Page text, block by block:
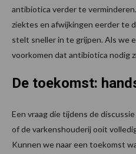
antibiotica verder te
ziektes en afwijkingen eerder te
stelt sneller in te grijpen. Als we
voorkomen dat antibiotica nodig
De toekomst:
Een vraag die tijdens de
of de varkenshouderij ooit
Kunnen we naar een toekomst